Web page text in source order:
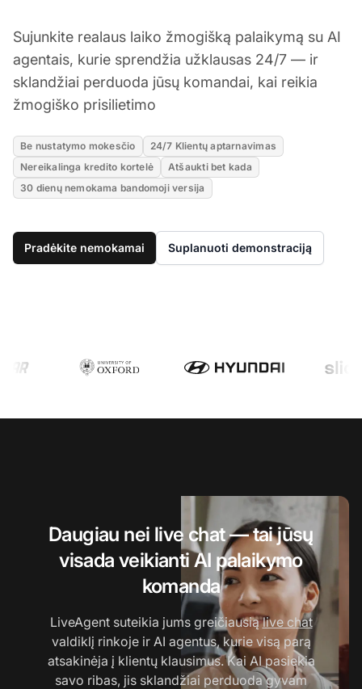
Sujunkite realaus laiko žmogišką palaikymą su AI
agentais, kurie sprendžia užklausas 24/7 — ir
sklandžiai perduoda jūsų komandai, kai reikia
žmogiško prisilietimo
Be nustatymo mokesčio
24/7 Klientų aptarnavimas
Nereikalinga kredito kortelė
Atšaukti bet kada
30 dienų nemokama bandomoji versija
Pradėkite nemokamai Suplanuoti demonstraciją
Daugiau nei live chat — tai jūsų
visada veikianti AI palaikymo
komanda
LiveAgent suteikia jums greičiausiąlive chat
valdiklį rinkoje ir AI agentus, kurie visą parą
atsakinėja į klientų klausimus. Kai AI pasiekia
savo ribas, jis sklandžiai perduoda gyvam